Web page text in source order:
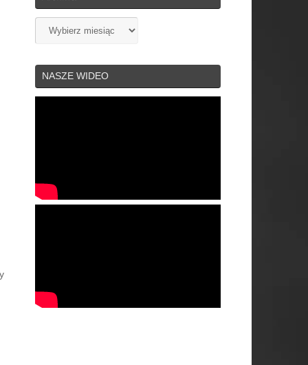
NASZE WIDEO